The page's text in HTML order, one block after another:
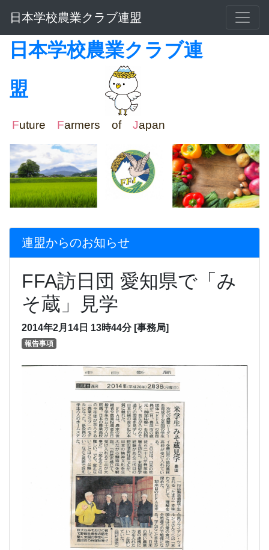
日本学校農業クラブ連盟
日本学校農業クラブ連
盟
Future Farmers of Japan
連盟からのお知らせ
FFA訪日団 愛知県で「み
そ蔵」見学
2014年2月14日 13時44分 [事務局]
報告事項